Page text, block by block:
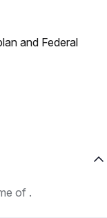
and Federal
of .